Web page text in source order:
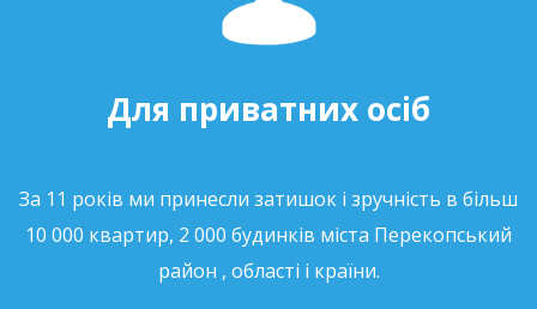
Для приватних осіб
За 11 років ми принесли затишок і зручність в більш
10 000 квартир, 2 000 будинків міста Перекопський
район , області і країни.